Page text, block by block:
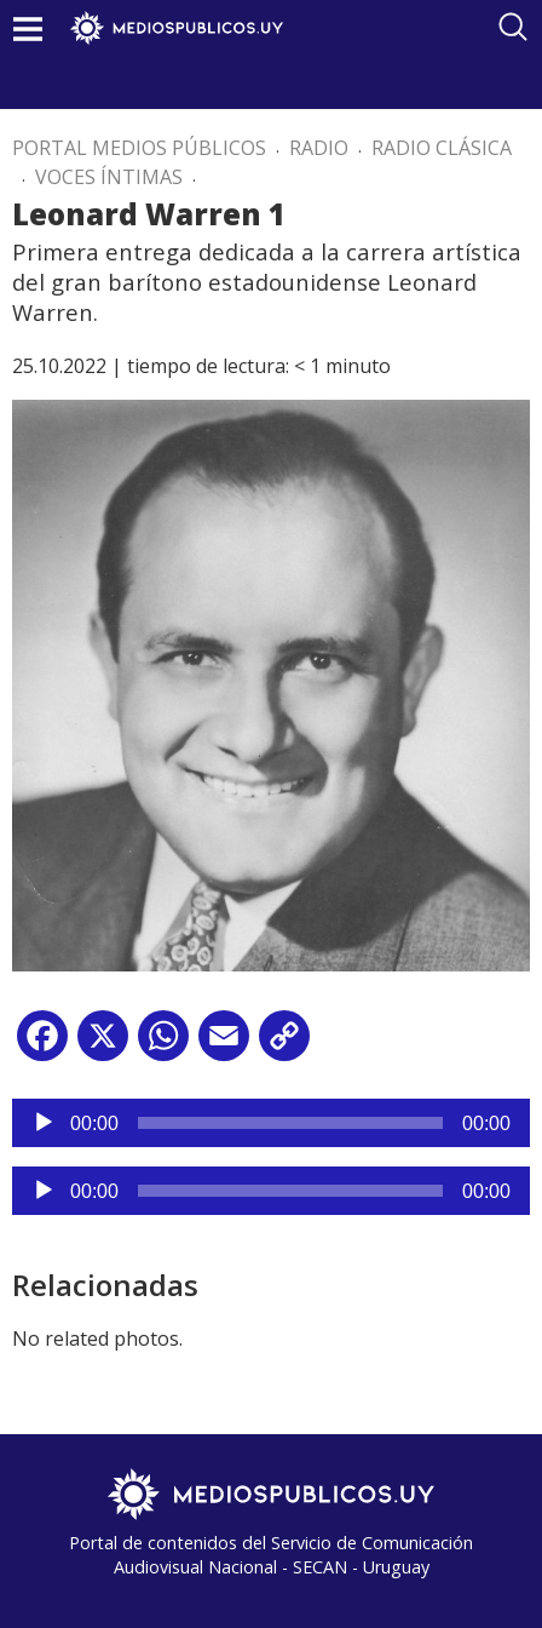
PORTAL MEDIOS PÚBLICOS . RADIO . RADIO CLÁSICA
. VOCES ÍNTIMAS .
Leonard Warren 1
Primera entrega dedicada a la carrera artística
del gran barítono estadounidense Leonard
Warren.
25.10.2022 | tiempo de lectura: < 1 minuto
Facebook
X WhatsApp
Email
Reproductor
audio
00:00 00:00
Reproductor
de
00:00 00:00
Relacionadas
No related photos.
Portal de contenidos del Servicio de Comunicación
Audiovisual Nacional - SECAN - Uruguay